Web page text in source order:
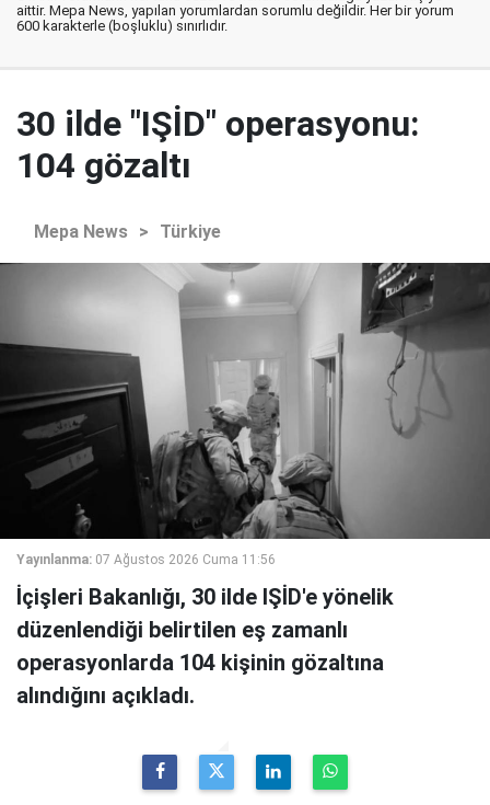
aittir. Mepa News, yapılan yorumlardan sorumlu değildir. Her bir yorum
600 karakterle (boşluklu) sınırlıdır.
30 ilde "IŞİD" operasyonu:
104 gözaltı
Mepa News > Türkiye
Yayınlanma: 07 Ağustos 2026 Cuma 11:56
İçişleri Bakanlığı, 30 ilde IŞİD'e yönelik
düzenlendiği belirtilen eş zamanlı
operasyonlarda 104 kişinin gözaltına
alındığını açıkladı.